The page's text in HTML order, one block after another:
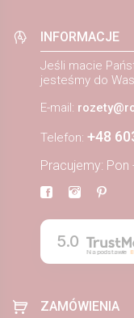
INFORMACJE
Jeśli macie
jesteśmy do
E-mail:
Telefon: +48
Pracujemy:
5.0
Na podstawie
ZAMÓWIENIA